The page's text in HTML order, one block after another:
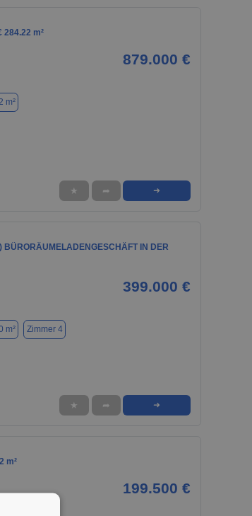
284.22 m²
879.000 €
m²
★ ➦ ➜
BÜRORÄUMELADENGESCHÄFT IN DER
399.000 €
m² Zimmer 4
★ ➦ ➜
m²
199.500 €